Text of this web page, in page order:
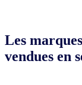
Les
vendues en